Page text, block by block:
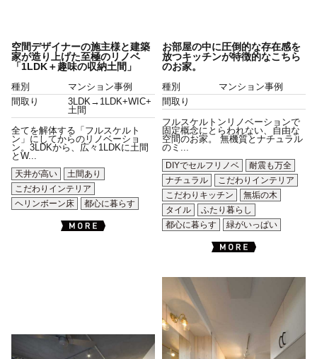
空間デザイナーの施主様と建築
家が造り上げた至極のリノベ
「1LDK＋趣味の収納土間」
種別
マンション事例
間取り
3LDK→1LDK+WIC+
土間
全てを解体する「フルスケルト
ン」にしてからのリノベーショ
ン。3LDKから、広々1LDKに土間
とW...
天井が高い
土間あり
こだわりインテリア
ヘリンボーン床
都心に暮らす
お部屋の中に圧倒的な存在感を
放つキッチンが特徴的なこちら
のお家。
種別
マンション事例
間取り
フルスケルトンリノベーションで
固定概念にとらわれない、自由な
空間のお家。 無機質とナチュラル
のミ...
DIYでセルフリノベ
耐震も万全
ナチュラル
こだわりインテリア
こだわりキッチン
無垢の木
タイル
ふたり暮らし
都心に暮らす
緑がいっぱい